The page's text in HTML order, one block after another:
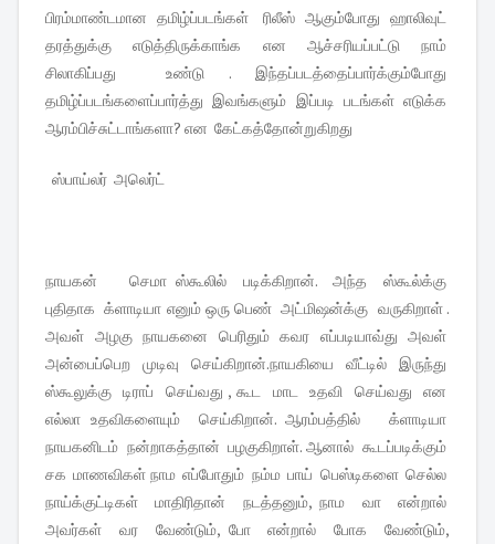
பிரம்மாண்டமான தமிழ்ப்படங்கள் ரிலீஸ் ஆகும்போது ஹாலிவுட்
தரத்துக்கு எடுத்திருக்காங்க என ஆச்சரியப்பட்டு நாம்
சிலாகிப்பது உண்டு . இந்தப்படத்தைப்பார்க்கும்போது
தமிழ்ப்படங்களைப்பார்த்து இவங்களும் இப்படி படங்கள் எடுக்க
ஆரம்பிச்சுட்டாங்களா? என கேட்கத்தோன்றுகிறது
ஸ்பாய்லர் அலெர்ட்
நாயகன் செமா ஸ்கூலில் படிக்கிறான். அந்த ஸ்கூல்க்கு
புதிதாக க்ளாடியா எனும் ஒரு பெண் அட்மிஷன்க்கு வருகிறாள் .
அவள் அழகு நாயகனை பெரிதும் கவர எப்படியாவ்து அவள்
அன்பைப்பெற முடிவு செய்கிறான்.நாயகியை வீட்டில் இருந்து
ஸ்கூலுக்கு டிராப் செய்வது , கூட மாட உதவி செய்வது என
எல்லா உதவிகளையும் செய்கிறான். ஆரம்பத்தில் க்ளாடியா
நாயகனிடம் நன்றாகத்தான் பழகுகிறாள். ஆனால் கூடப்படிக்கும்
சக மாணவிகள் நாம எப்போதும் நம்ம பாய் பெஸ்டிகளை செல்ல
நாய்க்குட்டிகள் மாதிரிதான் நடத்தனும், நாம வா என்றால்
அவர்கள் வர வேண்டும், போ என்றால் போக வேண்டும்,